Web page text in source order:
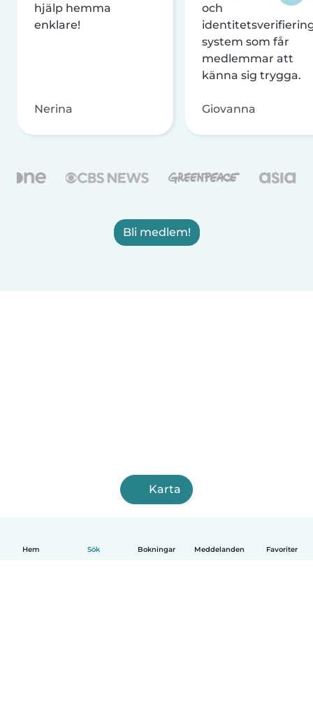
Hem Sök Bokningar Meddelanden Favoriter
hjälp hemma
enklare!
Nerina
och
system som får
medlemmar att
känna sig trygga.
Giovanna
Bli medlem!
Karta